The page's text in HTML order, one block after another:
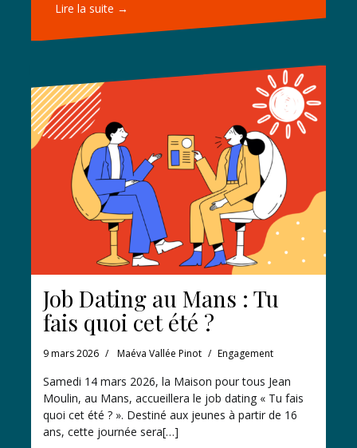
Lire la suite →
Job Dating au Mans : Tu
fais quoi cet été ?
9 mars 2026 Maéva Vallée Pinot Engagement
Samedi 14 mars 2026, la Maison pour tous Jean
Moulin, au Mans, accueillera le job dating « Tu fais
quoi cet été ? ». Destiné aux jeunes à partir de 16
ans, cette journée sera[…]